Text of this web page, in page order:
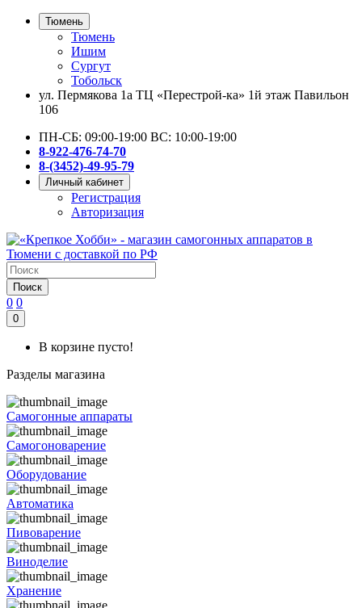
Тюмень
Тюмень
Ишим
Сургут
Тобольск
ул. Пермякова 1а ТЦ «Перестрой-ка» 1й этаж Павильон
106
ПН-СБ: 09:00-19:00 ВС: 10:00-19:00
8-922-476-74-70
8-(3452)-49-95-79
Личный кабинет
Регистрация
Авторизация
Поиск
0 0
0
В корзине пусто!
Разделы магазина
Самогонные аппараты
Самогоноварение
Оборудование
Автоматика
Пивоварение
Виноделие
Хранение